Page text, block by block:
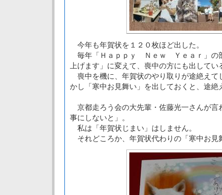
今年も年賀状を１２０枚ほど出した。
毎年「Ｈａｐｐｙ Ｎｅｗ Ｙｅａｒ」の
上げます」に変えて、喪中の方にも出してい
喪中を機に、年賀状のやり取りが途絶えて
かし「寒中お見舞い」を出しておくと、途絶
京都走ろう会の大先輩・佐藤光一さんが言
事にしないと」。
私は「年賀状じまい」はしません。
それどころか、年賀状代わりの「寒中お見